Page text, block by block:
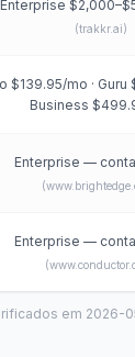
Enterprise
(trakkr.ai)
$139.95/mo · Guru
Business
Enterprise —
(
Enterprise —
(
em 2026-